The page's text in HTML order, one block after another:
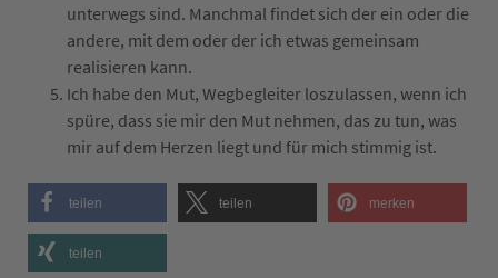
unterwegs sind. Manchmal findet sich der ein oder die
andere, mit dem oder der ich etwas gemeinsam
realisieren kann.
Ich habe den Mut, Wegbegleiter loszulassen, wenn ich
spüre, dass sie mir den Mut nehmen, das zu tun, was
mir auf dem Herzen liegt und für mich stimmig ist.
teilen teilen merken
teilen